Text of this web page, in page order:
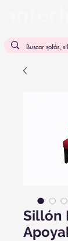
Sillón